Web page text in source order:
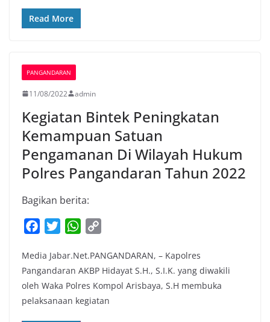
k
Read More
PANGANDARAN
11/08/2022 admin
Kegiatan Bintek Peningkatan
Kemampuan Satuan
Pengamanan Di Wilayah Hukum
Polres Pangandaran Tahun 2022
Bagikan berita:
c
e
b
o
i
t
t
e
W
a
t
s
A
p
y
L
i
Media Jabar.Net.PANGANDARAN, – Kapolres
Pangandaran AKBP Hidayat S.H., S.I.K. yang diwakili
oleh Waka Polres Kompol Arisbaya, S.H membuka
pelaksanaan kegiatan